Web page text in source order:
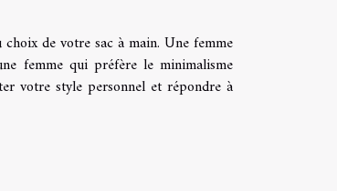
de votre sac à main. Une femme
femme qui préfère le minimalisme
votre style personnel et répondre à